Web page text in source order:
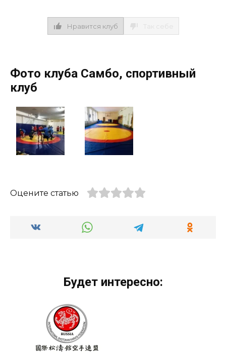
Нравится клуб
Фото клуба Самбо, спортивный
клуб
Оцените статью
Будет интересно: